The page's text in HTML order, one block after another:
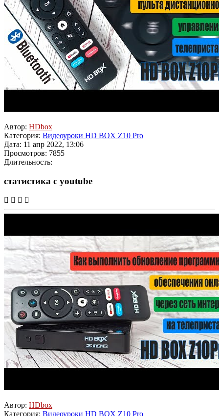
Автор: HDbox
Категория: Видеоуроки HD BOX Z10 Pro
Дата: 11 апр 2022, 13:06
Просмотров: 7855
Длительность:
статистика с youtube
Автор: HDbox
Категория: Видеоуроки HD BOX Z10 Pro